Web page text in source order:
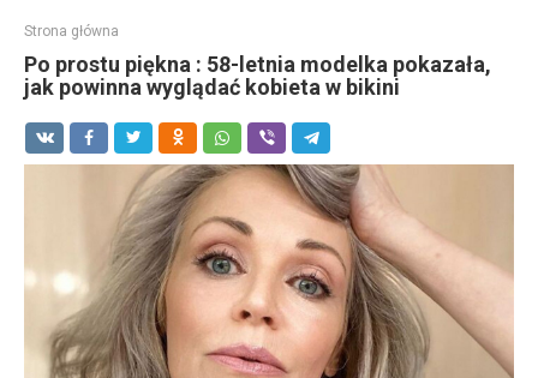
Strona główna
Po prostu piękna : 58-letnia modelka pokazała,
jak powinna wyglądać kobieta w bikini